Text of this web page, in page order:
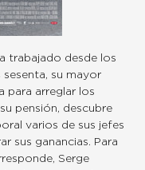
trabajado desde los
su mayor
para arreglar los
pensión, descubre
varios de sus jefes
sus ganancias. Para
Serge